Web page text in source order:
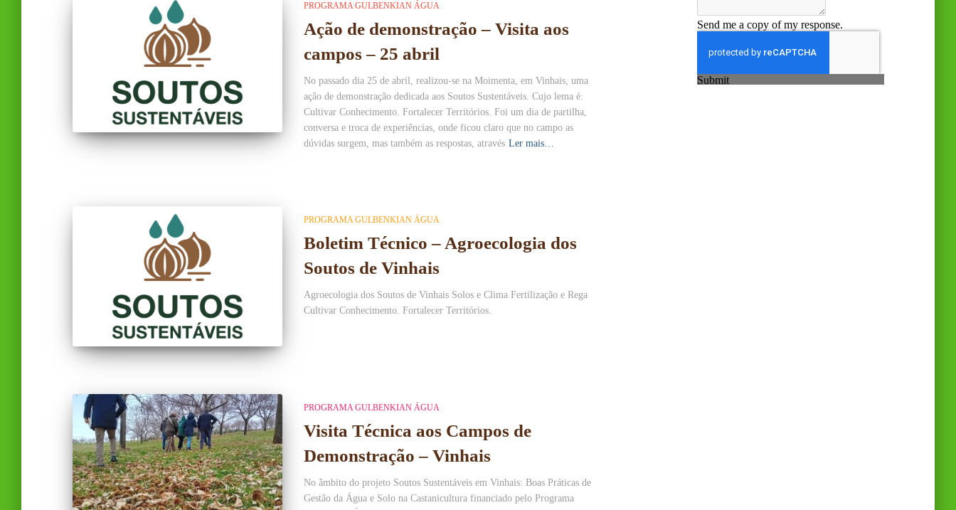
PROGRAMA GULBENKIAN ÁGUA
Ação de demonstração – Visita aos
campos – 25 abril
No passado dia 25 de abril, realizou-se na Moimenta, em Vinhais, uma
ação de demonstração dedicada aos Soutos Sustentáveis. Cujo lema é:
Cultivar Conhecimento. Fortalecer Territórios. Foi um dia de partilha,
conversa e troca de experiências, onde ficou claro que no campo as
dúvidas surgem, mas também as respostas, através Ler mais…
PROGRAMA GULBENKIAN ÁGUA
Boletim Técnico – Agroecologia dos
Soutos de Vinhais
Agroecologia dos Soutos de Vinhais Solos e Clima Fertilização e Rega
Cultivar Conhecimento. Fortalecer Territórios.
PROGRAMA GULBENKIAN ÁGUA
Visita Técnica aos Campos de
Demonstração – Vinhais
No âmbito do projeto Soutos Sustentáveis em Vinhais: Boas Práticas de
Gestão da Água e Solo na Castanicultura financiado pelo Programa